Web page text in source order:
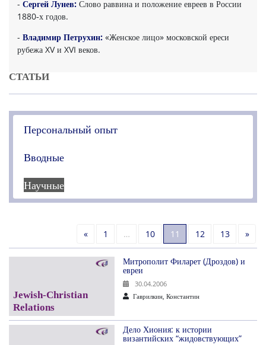
- Сергей Лунев: Слово раввина и положение евреев в России
1880‑х годов.
- Владимир Петрухин: «Женское лицо» московской ереси
рубежа XV и XVI веков.
СТАТЬИ
Персональный опыт
Вводные
Научные
«Назад1 … 10 11 12 13 »
Митрополит Филарет (Дроздов) и
евреи
30.04.2006
Гаврилкин, Константин
Дело Хиония: к истории
византийских “жидовствующих”